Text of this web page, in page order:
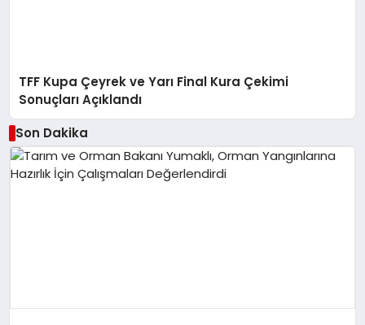
TFF Kupa Çeyrek ve Yarı Final Kura Çekimi
Sonuçları Açıklandı
Son Dakika